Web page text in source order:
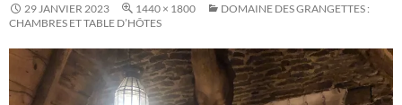
29 JANVIER 2023 1440 × 1800
DOMAINE DES GRANGETTES :
CHAMBRES ET TABLE D’HÔTES